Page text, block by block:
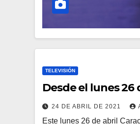
TELEVISIÓN
Desde el lunes 26
24 DE ABRIL DE 2021
Este lunes 26 de abril